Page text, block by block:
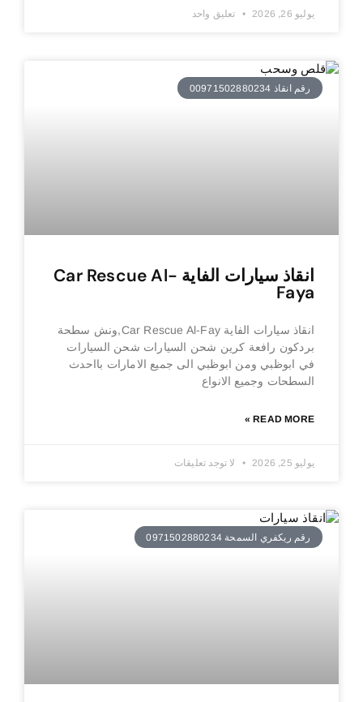
يوليو 26, 2026 تعليق واحد
رقم انقاذ 00971502880234
انقاذ سيارات الفاية Car Rescue Al-
Faya
انقاذ سيارات الفاية Car Rescue Al-Fay,ونش سطحة
بردكون رافعة كرين شحن السيارات شحن السيارات
في ابوظبي ومن ابوظبي الى جميع الامارات بااحدث
السطحات وجميع الانواع
READ MORE »
يوليو 25, 2026 لا توجد تعليقات
رقم ريكفري السمحة 0971502880234